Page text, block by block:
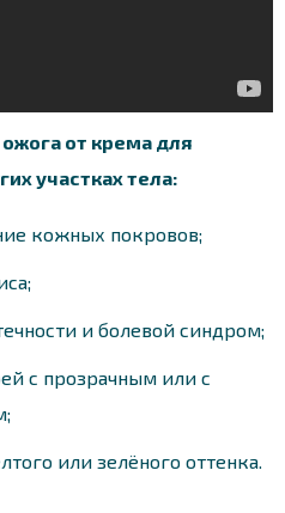
от крема для
участках тела:
кожных покровов;
и болевой синдром;
с прозрачным или с
или зелёного оттенка.